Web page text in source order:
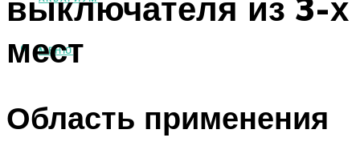
МЕНЮ
мест
Область применения